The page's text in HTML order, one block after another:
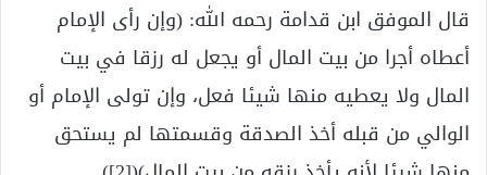
قال الموفق ابن قدامة رحمه الله: (وإن رأى الإمام
أعطاه أجرا من بيت المال أو يجعل له رزقا في بيت
المال ولا يعطيه منها شيئا فعل، وإن تولى الإمام أو
الوالي من قبله أخذ الصدقة وقسمتها لم يستحق